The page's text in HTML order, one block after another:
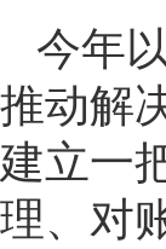
今年
推动解
建立一
理、对